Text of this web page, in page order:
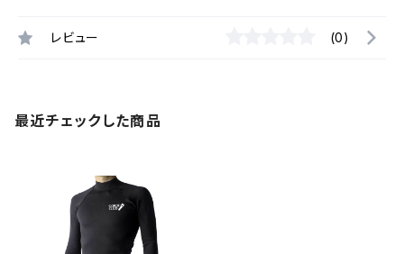
レビュー (0)
最近チェックした商品